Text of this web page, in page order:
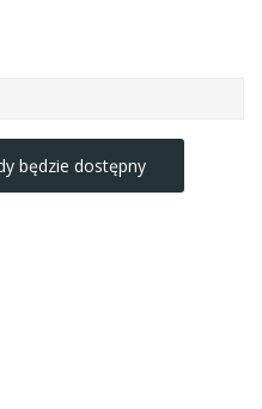
będzie dostępny